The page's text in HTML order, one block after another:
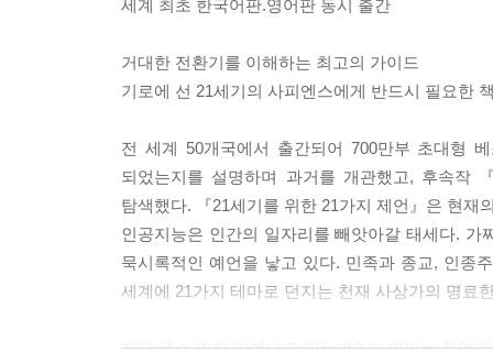
두 과정이 합쳐지면, 즉 AI의 부상과 생명공학이
잃을 수 있다. 쓸모없어지는 것은 아주 위험하다.
그 결과 세계화는 세계의 통일로 가기보다 실제로
_4. 평등
이전 세기에 민족 정체성이 형성된 것은 인류가
해결을 기대할 수 있었다. 21세기에 이르러 국가
올바른 틀이 아니다. 우리에게는 새로운 지구적
이다. 우리에게는 지금 전 지구 차원의 생태계와
세계 최초 한국어판.영어판 동시 출간
거대한 전환기를 이해하는 최고의 가이드
기로에 선 21세기의 사피엔스에게 반드시 필요한
전 세계 50개국에서 출간되어 700만부 초대형
되었는지를 설명하며 과거를 개관했고, 후속작
탐색했다. 『21세기를 위한 21가지 제언』은 현재
인공지능은 인간의 일자리를 빼앗아갈 태세다.
묵시록적인 예언을 낳고 있다. 민족과 종교, 인종
세계에 21가지 테마로 던지는 천재 사상가의 명료
지금 무슨 일이 일어나고 있는가? 그 의미는 무엇